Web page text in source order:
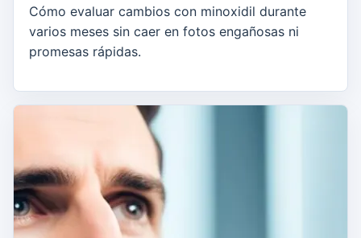
Cómo evaluar cambios con minoxidil durante
varios meses sin caer en fotos engañosas ni
promesas rápidas.